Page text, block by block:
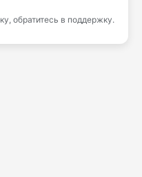
обратитесь в поддержку.